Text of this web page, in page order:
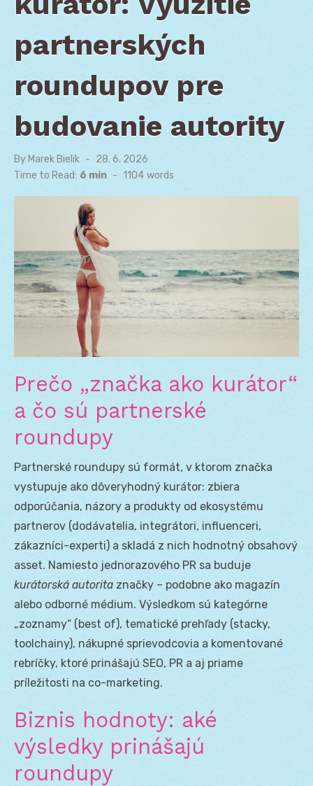
partnerských
roundupov pre
budovanie autority
By Marek Bielik
Posted
on
28. 6. 2026
Time to Read: 6 min - 1104 words
Prečo „značka ako kurátor“
a čo sú partnerské
roundupy
Partnerské roundupy sú formát, v ktorom značka
vystupuje ako dôveryhodný kurátor: zbiera
odporúčania, názory a produkty od ekosystému
partnerov (dodávatelia, integrátori, influenceri,
zákazníci-experti) a skladá z nich hodnotný obsahový
asset. Namiesto jednorazového PR sa buduje
kurátorská autorita značky – podobne ako magazín
alebo odborné médium. Výsledkom sú kategórne
„zoznamy“ (best of), tematické prehľady (stacky,
toolchainy), nákupné sprievodcovia a komentované
rebríčky, ktoré prinášajú SEO, PR a aj priame
príležitosti na co-marketing.
Biznis hodnoty: aké
výsledky prinášajú
roundupy